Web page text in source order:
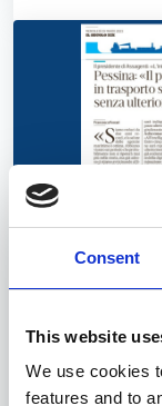
Consent
This website
We use cookies
features and to
Il
obiettivi,